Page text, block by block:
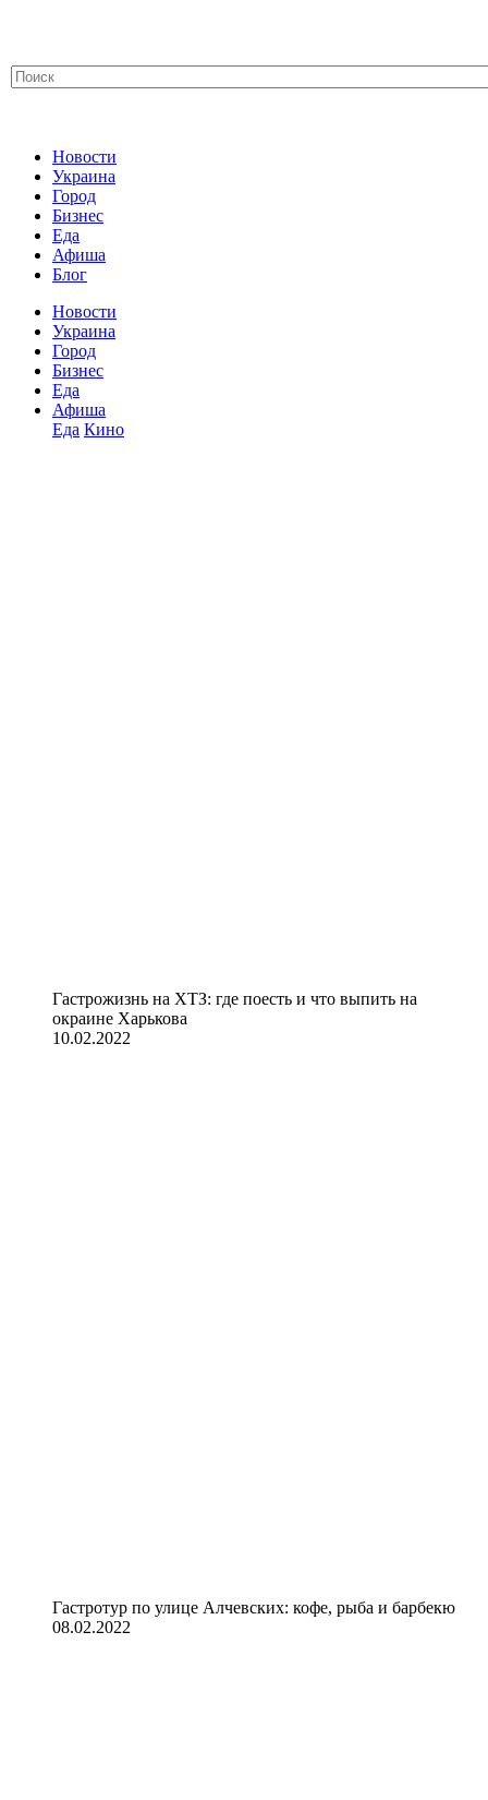
Новости
Украина
Город
Бизнес
Еда
Афиша
Блог
Новости
Украина
Город
Бизнес
Еда
Афиша
Еда Кино
Гастрожизнь на ХТЗ: где поесть и что выпить на
окраине Харькова
10.02.2022
Гастротур по улице Алчевских: кофе, рыба и барбекю
08.02.2022